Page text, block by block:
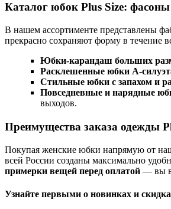
Каталог юбок Plus Size: фасоны
В нашем ассортименте представлены
прекрасно сохраняют форму в течение
Юбки-карандаш больших
Расклешенные юбки А-
Стильные юбки с запахом и
Повседневные и нарядные
выходов.
Преимущества заказа одежды
Покупая женские юбки напрямую от
всей России созданы максимально
примерки вещей перед оплатой — вы
Узнайте первыми о новинках и